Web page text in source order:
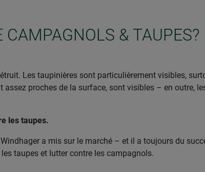
CAMPAGNOLS & TAUPES?
Les taupinières sont particulièrement visibles,
proches de la surface, sont visibles – en outre,
les taupes.
a mis sur le marché – et il a toujours du
taupes et lutter contre les campagnols.